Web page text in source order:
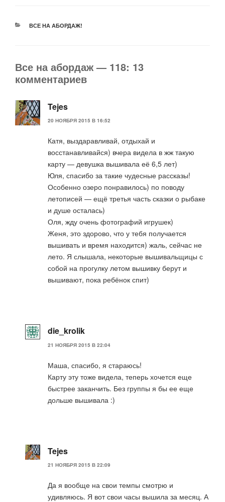
РУБРИКИ
ВСЕ НА АБОРДАЖ!
Все на абордаж — 118: 13
комментариев
Tejes
20 НОЯБРЯ 2015 В 16:52
Катя, выздаравливай, отдыхай и
восстанавливайся) вчера видела в жж такую
карту — девушка вышивала её 6,5 лет)
Юля, спасибо за такие чудесные рассказы!
Особенно озеро понравилось) по поводу
летописей — ещё третья часть сказки о рыбаке
и душе осталась)
Оля, жду очень фотографий игрушек)
Женя, это здорово, что у тебя получается
вышивать и время находится) жаль, сейчас не
лето. Я слышала, некоторые вышивальщицы с
собой на прогулку летом вышивку берут и
вышивают, пока ребёнок спит)
die_krolik
21 НОЯБРЯ 2015 В 22:04
Маша, спасибо, я стараюсь!
Карту эту тоже видела, теперь хочется еще
быстрее заканчить. Без группы я бы ее еще
дольше вышивала :)
Tejes
21 НОЯБРЯ 2015 В 22:09
Да я вообще на свои темпы смотрю и
удивляюсь. Я вот свои часы вышила за месяц. А